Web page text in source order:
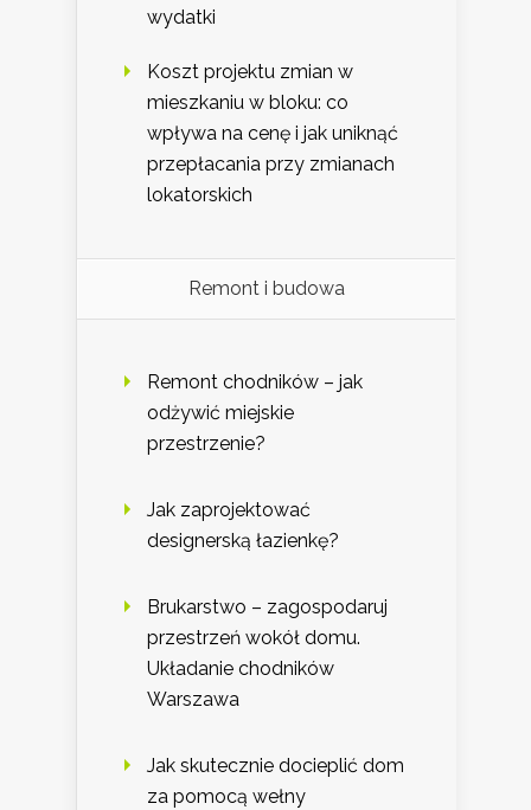
wydatki
Koszt projektu zmian w
mieszkaniu w bloku: co
wpływa na cenę i jak uniknąć
przepłacania przy zmianach
lokatorskich
Remont i budowa
Remont chodników – jak
odżywić miejskie
przestrzenie?
Jak zaprojektować
designerską łazienkę?
Brukarstwo – zagospodaruj
przestrzeń wokół domu.
Układanie chodników
Warszawa
Jak skutecznie docieplić dom
za pomocą wełny